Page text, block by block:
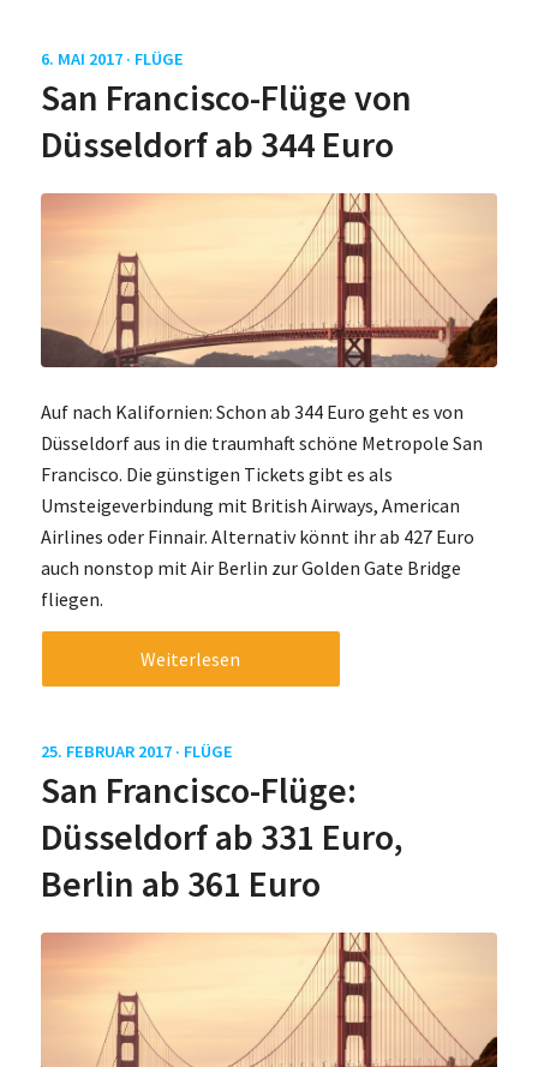
6. MAI 2017 · FLÜGE
San Francisco-Flüge von
Düsseldorf ab 344 Euro
Auf nach Kalifornien: Schon ab 344 Euro geht es von
Düsseldorf aus in die traumhaft schöne Metropole San
Francisco. Die günstigen Tickets gibt es als
Umsteigeverbindung mit British Airways, American
Airlines oder Finnair. Alternativ könnt ihr ab 427 Euro
auch nonstop mit Air Berlin zur Golden Gate Bridge
fliegen.
Weiterlesen
25. FEBRUAR 2017 · FLÜGE
San Francisco-Flüge:
Düsseldorf ab 331 Euro,
Berlin ab 361 Euro